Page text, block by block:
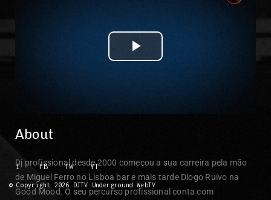
Play Video
About
Dj profissional desde 2000 começou a sua carreira pela mão
de Miguel Ferro no Lisboa bar e mais tarde Diogo Ruivo na
Good Mood. O seu percurso profissional conta com
I FB TW YT
© Copyright 2026 DJTV Underground WebTV